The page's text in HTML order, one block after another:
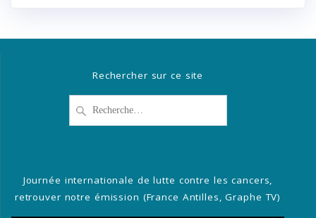
Rechercher sur ce site
pour
Journée internationale de lutte contre les cancers,
retrouver notre émission (France Antilles, Graphe TV)